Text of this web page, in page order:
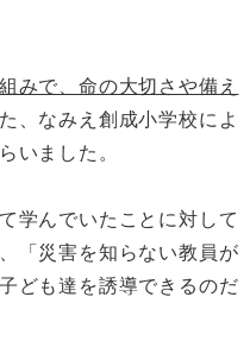
みで、命の大切さや備え
、なみえ創成小学校によ
いました。
学んでいたことに対して
「災害を知らない教員が
ども達を誘導できるのだ